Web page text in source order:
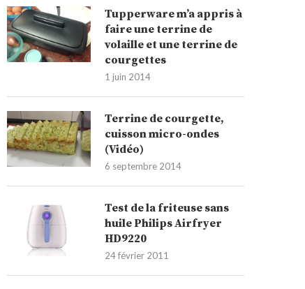
Tupperware m’a appris à
faire une terrine de
volaille et une terrine de
courgettes
1 juin 2014
Terrine de courgette,
cuisson micro-ondes
(Vidéo)
6 septembre 2014
Test de la friteuse sans
huile Philips Airfryer
HD9220
24 février 2011